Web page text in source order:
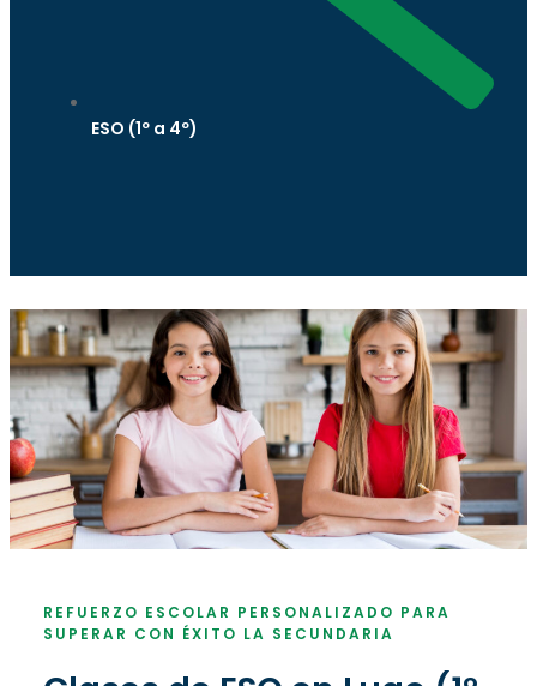
ESO (1º a 4º)
REFUERZO ESCOLAR PERSONALIZADO PARA
SUPERAR CON ÉXITO LA SECUNDARIA